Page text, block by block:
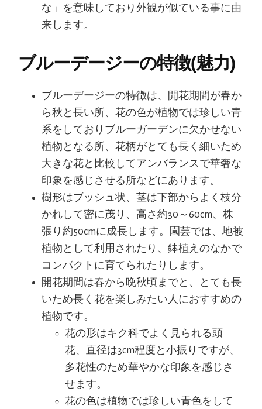
な」を意味しており外観が似ている事に由
来します。
ブルーデージーの特徴(魅力)
ブルーデージーの特徴は、開花期間が春か
ら秋と長い所、花の色が植物では珍しい青
系をしておりブルーガーデンに欠かせない
植物となる所、花柄がとても長く細いため
大きな花と比較してアンバランスで華奢な
印象を感じさせる所などにあります。
樹形はブッシュ状、茎は下部からよく枝分
かれして密に茂り、高さ約30～60cm、株
張り約50cmに成長します。園芸では、地被
植物として利用されたり、鉢植えのなかで
コンパクトに育てられたりします。
開花期間は春から晩秋頃までと、とても長
いため長く花を楽しみたい人におすすめの
植物です。
花の形はキク科でよく見られる頭
花、直径は3cm程度と小振りですが、
多花性のため華やかな印象を感じさ
せます。
花の色は植物では珍しい青色をして